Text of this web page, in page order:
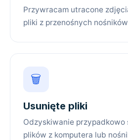
Przywracam utracone
pliki z przenośnych
🗑️
Usunięte pliki
Odzyskiwanie przypadkowo
plików z komputera lub